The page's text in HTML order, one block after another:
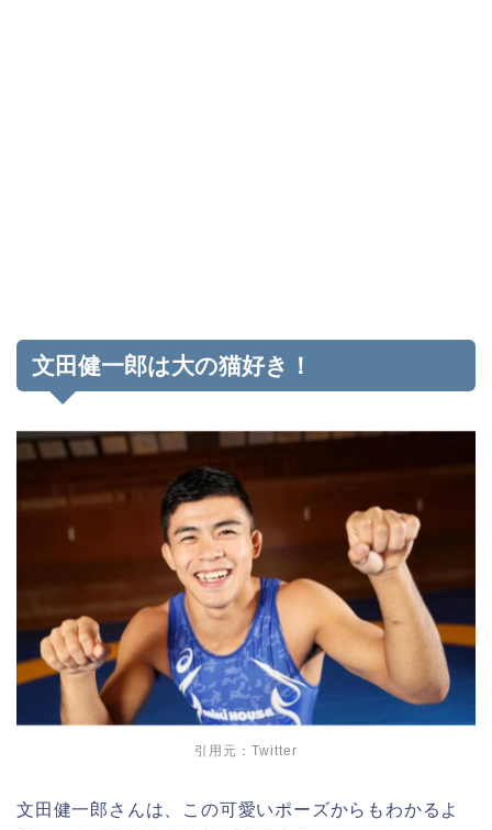
文田健一郎は大の猫好き！
引用元：Twitter
文田健一郎さんは、この可愛いポーズからもわかるよ